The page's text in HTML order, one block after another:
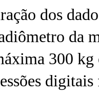
dos
da
300